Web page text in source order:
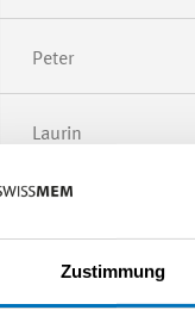
Zustimmung
Peter
Laurin